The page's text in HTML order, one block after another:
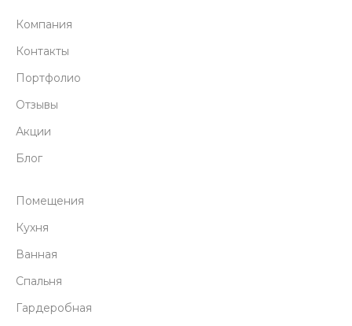
Компания
Контакты
Портфолио
Отзывы
Акции
Блог
Помещения
Кухня
Ванная
Спальня
Гардеробная